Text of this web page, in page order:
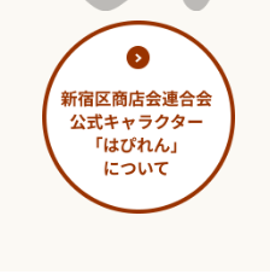
淀橋市場 ～わせだ新宿百景～